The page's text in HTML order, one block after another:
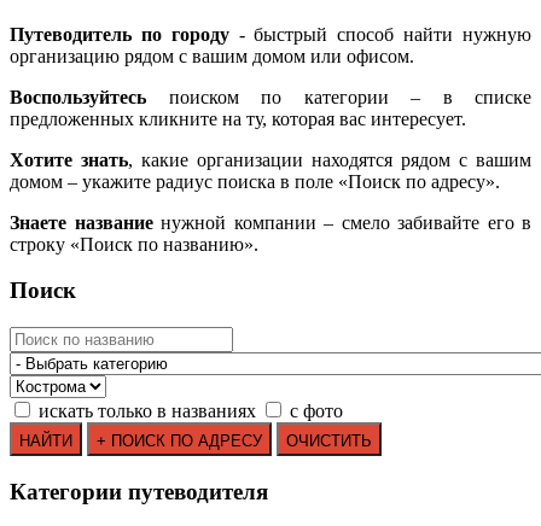
Путеводитель по городу- быстрый способ найти нужную
организацию рядом с вашим домом или офисом.
Воспользуйтесь поиском по категории – в списке
предложенных кликните на ту, которая вас интересует.
Хотите знать, какие организации находятся рядом с вашим
домом – укажите радиус поиска в поле «Поиск по адресу».
Знаете названиенужной компании – смело забивайте его в
строку «Поиск по названию».
Поиск
искать только в названиях с фото
Категории путеводителя